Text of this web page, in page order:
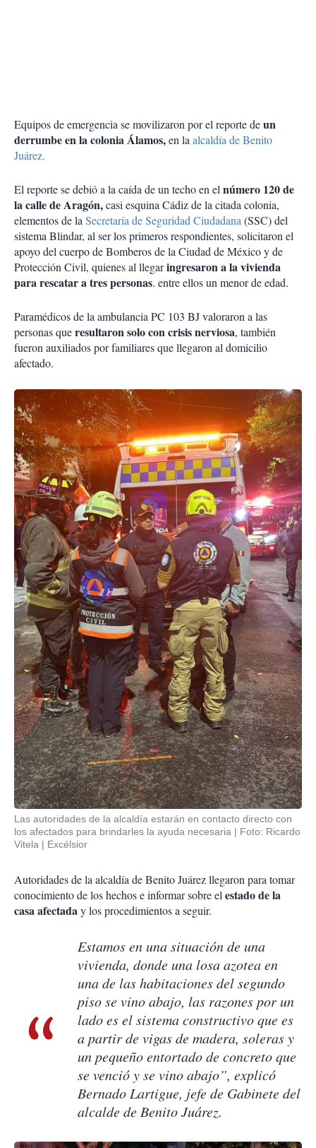
Equipos de emergencia se movilizaron por el reporte deun
derrumbe en la colonia Álamos,en laalcaldía de Benito
Juárez.
El reporte se debió a la caída de un techo en elnúmero 120 de
la calle de Aragón,casi esquina Cádiz de la citada colonia,
elementos de laSecretaría de Seguridad Ciudadana(SSC) del
sistema Blindar, al ser los primeros respondientes, solicitaron el
apoyo del cuerpo de Bomberos de la Ciudad de México y de
Protección Civil, quienes al llegaringresaron a la vivienda
para rescatar a tres personas. entre ellos un menor de edad.
Paramédicos de la ambulancia PC 103 BJ valoraron a las
personas queresultaron solo con crisis nerviosa, también
fueron auxiliados por familiares que llegaron al domicilio
afectado.
Las autoridades de la alcaldía estarán en contacto directo con
los afectados para brindarles la ayuda necesaria
Foto: Ricardo
Vitela | Excélsior
Autoridades de la alcaldía de Benito Juárez llegaron para tomar
conocimiento de los hechos e informar sobre el estado de la
casa afectaday los procedimientos a seguir.
Estamos en una situación de una
vivienda, donde una losa azotea en
una de las habitaciones del segundo
piso se vino abajo, las razones por un
lado es el sistema constructivo que es
a partir de vigas de madera, soleras y
un pequeño entortado de concreto que
se venció y se vino abajo”, explicó
Bernado Lartigue, jefe de Gabinete del
alcalde de Benito Juárez.